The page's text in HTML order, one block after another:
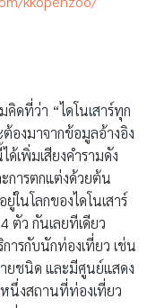
ดที่ว่า “ไดโนเสาร์ทุก
องมาจากข้อมูลอ้างอิง
เพิ่มเสียงคำรามดัง
การตกแต่งด้วยต้น
นโลกของไดโนเสาร์
ตัว กันเลยทีเดียว
ารกับนักท่องเที่ยว เช่น
ยชนิด และมีศูนย์แสดง
นึ่งสถานที่ท่องเที่ยว